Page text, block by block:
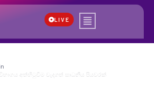
LIVE
අත්හිටුවීම වැදගත් සාධනීය පියවරක්